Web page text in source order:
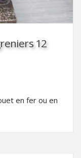
12
en fer ou en